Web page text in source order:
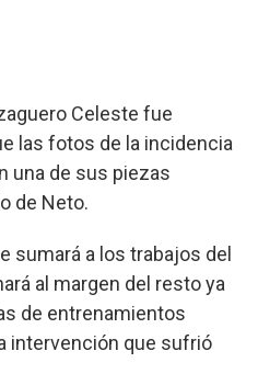
Celeste fue
las fotos de la incidencia
una de sus piezas
de Neto.
sumará a los trabajos del
al margen del resto ya
de entrenamientos
intervención que sufrió